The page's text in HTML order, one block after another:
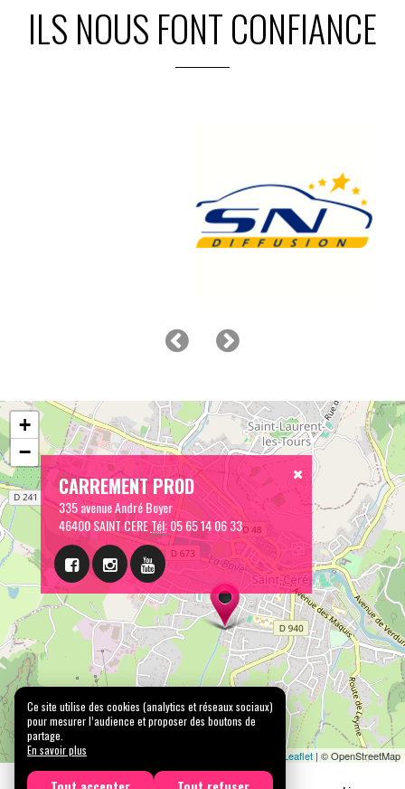
ILS NOUS FONT CONFIANCE
CARREMENT PROD
335 avenue André Boyer
46400 SAINT CERETél:05 65 14 06 33
+
−
Leaflet | © OpenStreetMap
Ce site utilise des cookies (analytics et réseaux sociaux)
pour mesurer l’audience et proposer des boutons de
partage.
En savoir plus